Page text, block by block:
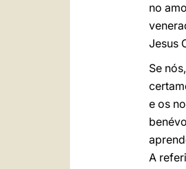
no
Jesus
Se
e os
A